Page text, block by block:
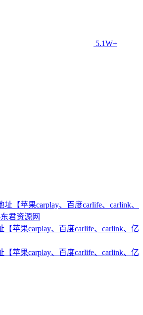
5.1W+
苹果carplay、百度carlife、carlink、亿
苹果carplay、百度carlife、carlink、亿